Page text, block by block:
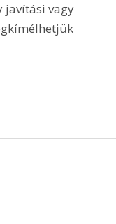
javítási vagy